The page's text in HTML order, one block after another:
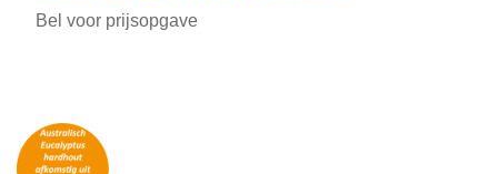
Bel voor prijsopgave